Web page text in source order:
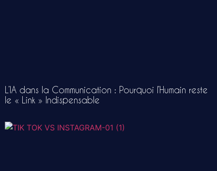
L’IA dans la Communication : Pourquoi l’Humain reste
le « Link » Indispensable